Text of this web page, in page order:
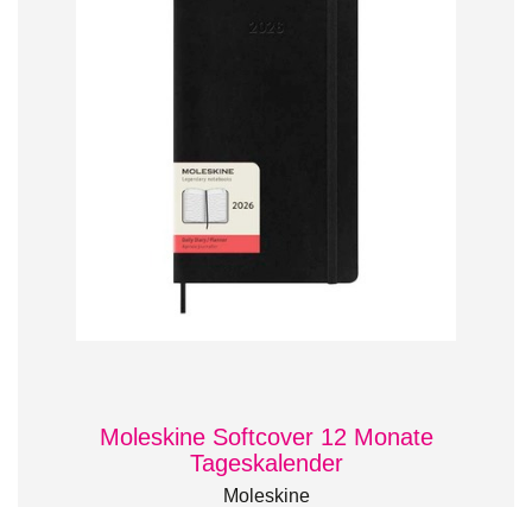
Moleskine Softcover 12 Monate
Tageskalender
Moleskine